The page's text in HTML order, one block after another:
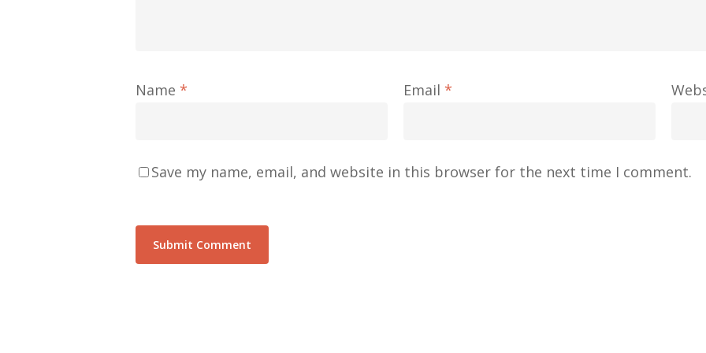
Name * Email *
Save my name, email, and website in this browser for the next time I comment.